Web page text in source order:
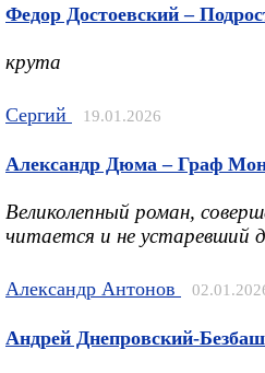
Федор Достоевский –
крута
Сергий 19.01.2026
Александр Дюма – Граф
Великолепный роман,
читается и не устаревший
Александр Антонов
Андрей Днепровский-